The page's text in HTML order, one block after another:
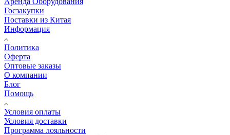
Госзакупки
Поставки из Китая
Информация
Политика
Оферта
Оптовые заказы
О компании
Блог
Помощь
Условия оплаты
Условия доставки
Программа лояльности